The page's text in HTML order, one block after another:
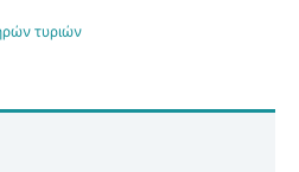
τυριών